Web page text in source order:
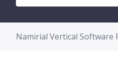
Namirial Vertical Software